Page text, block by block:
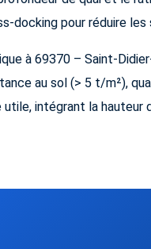
docking pour réduire
à 69370 – Saint-
au sol (> 5 t/m²),
utile, intégrant la hauteur